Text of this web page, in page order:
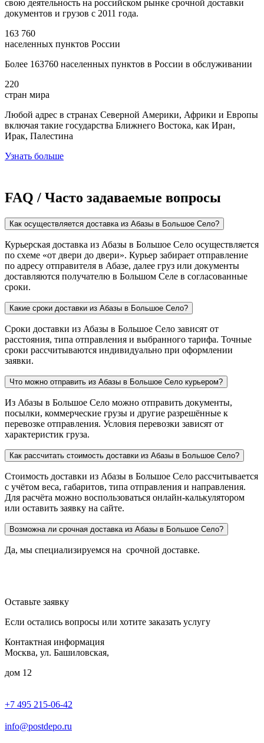
свою деятельность на российском рынке срочной доставки
документов и грузов с 2011 года.
163 760
населенных пунктов России
Более 163760 населенных пунктов в России в обслуживании
220
стран мира
Любой адрес в странах Северной Америки, Африки и Европы
включая такие государства Ближнего Востока, как Иран,
Ирак, Палестина
Узнать больше
FAQ / Часто задаваемые вопросы
Как осуществляется доставка из Абазы в Большое Село?
Курьерская доставка из Абазы в Большое Село осуществляется
по схеме «от двери до двери». Курьер забирает отправление
по адресу отправителя в Абазе, далее груз или документы
доставляются получателю в Большом Селе в согласованные
сроки.
Какие сроки доставки из Абазы в Большое Село?
Сроки доставки из Абазы в Большое Село зависят от
расстояния, типа отправления и выбранного тарифа. Точные
сроки рассчитываются индивидуально при оформлении
заявки.
Что можно отправить из Абазы в Большое Село курьером?
Из Абазы в Большое Село можно отправить документы,
посылки, коммерческие грузы и другие разрешённые к
перевозке отправления. Условия перевозки зависят от
характеристик груза.
Как рассчитать стоимость доставки из Абазы в Большое Село?
Стоимость доставки из Абазы в Большое Село рассчитывается
с учётом веса, габаритов, типа отправления и направления.
Для расчёта можно воспользоваться онлайн-калькулятором
или оставить заявку на сайте.
Возможна ли срочная доставка из Абазы в Большое Село?
Да, мы специализируемся на срочной доставке.
Оставьте заявку
Если остались вопросы или хотите заказать услугу
Контактная информация
Москва, ул. Башиловская,
дом 12
+7 495 215-06-42
info@postdepo.ru